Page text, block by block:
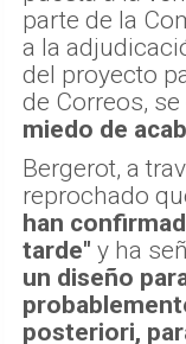
parte de la
a la
del proyecto
de Correos,
miedo de
Bergerot, a
reprochado
han
tarde" y ha
un diseño
posteriori,